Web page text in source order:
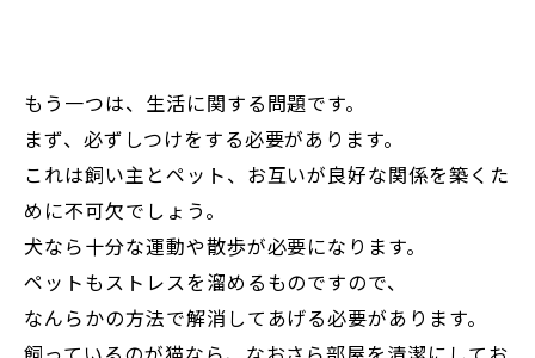
もう一つは、生活に関する問題です。
まず、必ずしつけをする必要があります。
これは飼い主とペット、お互いが良好な関係を築くた
めに不可欠でしょう。
犬なら十分な運動や散歩が必要になります。
ペットもストレスを溜めるものですので、
なんらかの方法で解消してあげる必要があります。